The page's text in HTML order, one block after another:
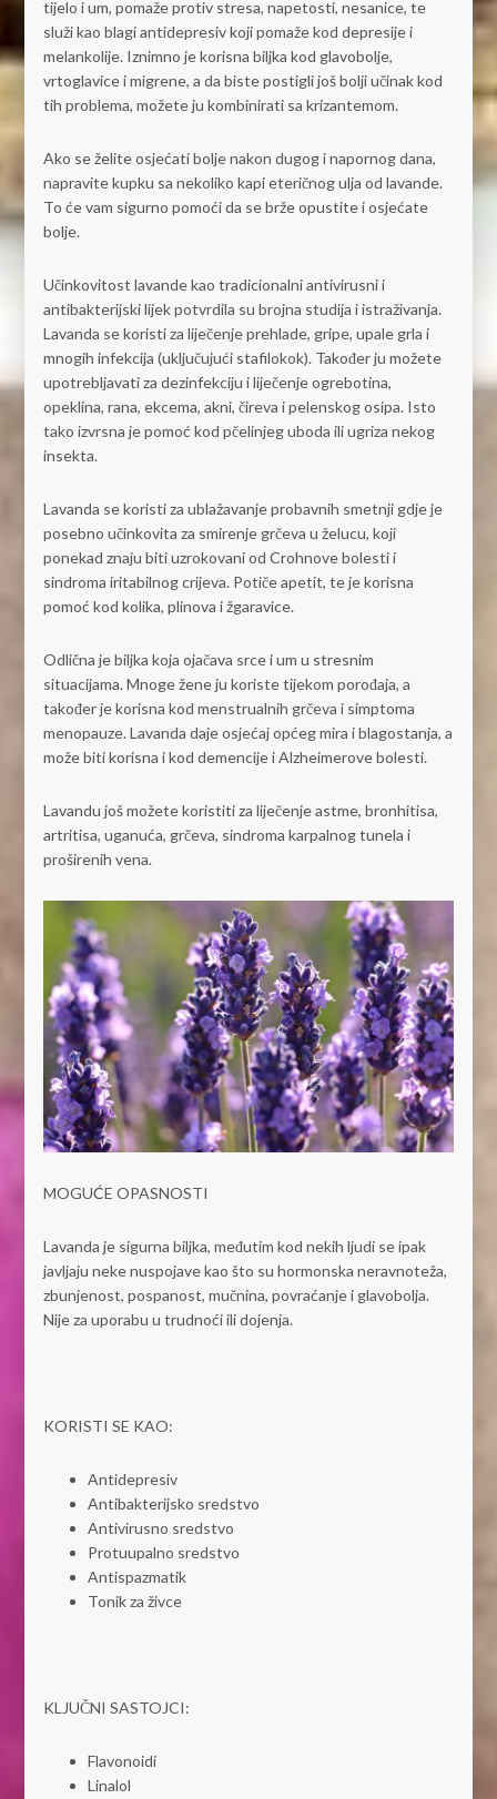
tijelo i um, pomaže protiv stresa, napetosti, nesanice, te
služi kao blagi antidepresiv koji pomaže kod depresije i
melankolije. Iznimno je korisna biljka kod glavobolje,
vrtoglavice i migrene, a da biste postigli još bolji učinak kod
tih problema, možete ju kombinirati sa krizantemom.
Ako se želite osjećati bolje nakon dugog i napornog dana,
napravite kupku sa nekoliko kapi eteričnog ulja od lavande.
To će vam sigurno pomoći da se brže opustite i osjećate
bolje.
Učinkovitost lavande kao tradicionalni antivirusni i
antibakterijski lijek potvrdila su brojna studija i istraživanja.
Lavanda se koristi za liječenje prehlade, gripe, upale grla i
mnogih infekcija (uključujući stafilokok). Također ju možete
upotrebljavati za dezinfekciju i liječenje ogrebotina,
opeklina, rana, ekcema, akni, čireva i pelenskog osipa. Isto
tako izvrsna je pomoć kod pčelinjeg uboda ili ugriza nekog
insekta.
Lavanda se koristi za ublažavanje probavnih smetnji gdje je
posebno učinkovita za smirenje grčeva u želucu, koji
ponekad znaju biti uzrokovani od Crohnove bolesti i
sindroma iritabilnog crijeva. Potiče apetit, te je korisna
pomoć kod kolika, plinova i žgaravice.
Odlična je biljka koja ojačava srce i um u stresnim
situacijama. Mnoge žene ju koriste tijekom porođaja, a
također je korisna kod menstrualnih grčeva i simptoma
menopauze. Lavanda daje osjećaj općeg mira i blagostanja, a
može biti korisna i kod demencije i Alzheimerove bolesti.
Lavandu još možete koristiti za liječenje astme, bronhitisa,
artritisa, uganuća, grčeva, sindroma karpalnog tunela i
proširenih vena.
MOGUĆE OPASNOSTI
Lavanda je sigurna biljka, međutim kod nekih ljudi se ipak
javljaju neke nuspojave kao što su hormonska neravnoteža,
zbunjenost, pospanost, mučnina, povraćanje i glavobolja.
Nije za uporabu u trudnoći ili dojenja.
KORISTI SE KAO:
Antidepresiv
Antibakterijsko sredstvo
Antivirusno sredstvo
Protuupalno sredstvo
Antispazmatik
Tonik za živce
KLJUČNI SASTOJCI:
Flavonoidi
Linalol